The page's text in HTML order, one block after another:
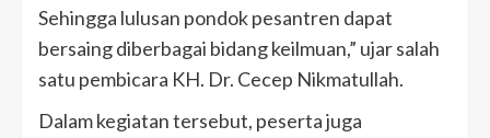
Sehingga lulusan pondok pesantren dapat
bersaing diberbagai bidang keilmuan,” ujar salah
satu pembicara KH. Dr. Cecep Nikmatullah.
Dalam kegiatan tersebut, peserta juga